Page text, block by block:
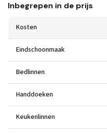
Inbegrepen in de prijs
Kosten
Eindschoonmaak
Bedlinnen
Handdoeken
Keukenlinnen